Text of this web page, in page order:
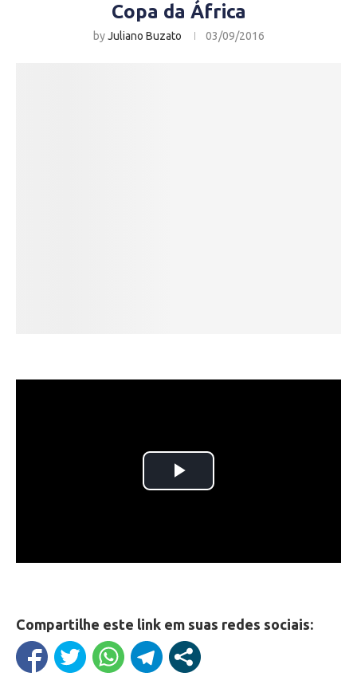
Copa da África
byJuliano Buzato 03/09/2016
Compartilhe este link em suas redes sociais: